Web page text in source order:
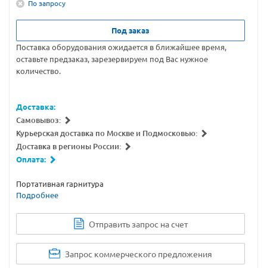
По запросу
Под заказ
Поставка оборудования ожидается в ближайшее время,
оставьте предзаказ, зарезервируем под Вас нужное
количество.
Доставка:
Самовывоз:
Курьерская доставка по Москве и Подмосковью:
Доставка в регионы России:
Оплата:
Портативная гарнитура
Подробнее
Отправить запрос на счет
Запрос коммерческого предложения